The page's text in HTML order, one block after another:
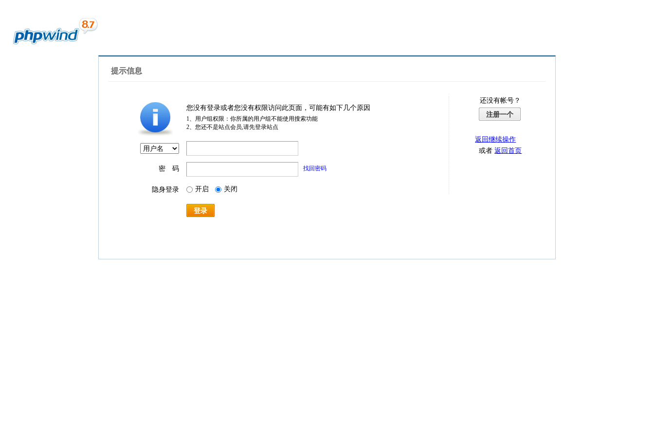
提示信息
您没有登录或者您没有权限访问此页面，可能有如下几个原因
1、用户组权限：你所属的用户组不能使用搜索功能
2、您还不是站点会员,请先登录站点
密 码 找回密码
隐身登录 开启 关闭
登录
还没有帐号？
注册一个
返回继续操作
或者返回首页